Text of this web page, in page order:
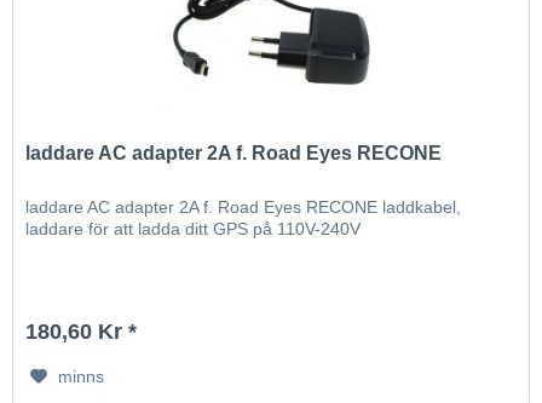
laddare AC adapter 2A f. Road Eyes RECONE
laddare AC adapter 2A f. Road Eyes RECONE laddkabel,
laddare för att ladda ditt GPS på 110V-240V
180,60 Kr *
minns